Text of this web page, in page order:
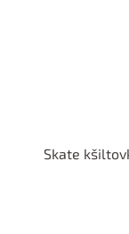
Skate